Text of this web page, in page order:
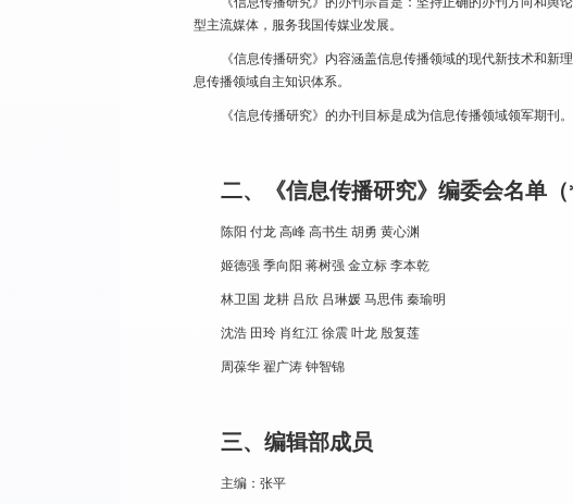
型主流媒体，服务我国传媒业发展。
《信息传播研究》内容涵盖信息传播领域的现代新技术和
息传播领域自主知识体系。
《信息传播研究》的办刊目标是成为信息传播领域领军期刊。
二、《信息传播研究》编委会名单
陈阳 付龙 高峰 高书生 胡勇 黄心渊
姬德强 季向阳 蒋树强 金立标 李本乾
林卫国 龙耕 吕欣 吕琳媛 马思伟 秦瑜明
沈浩 田玲 肖红江 徐震 叶龙 殷复莲
周葆华 翟广涛 钟智锦
三、编辑部成员
主编：张平